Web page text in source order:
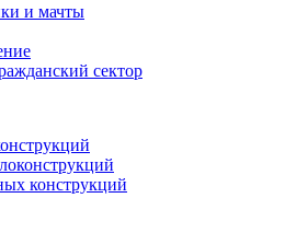
и мачты
сектор
конструкций